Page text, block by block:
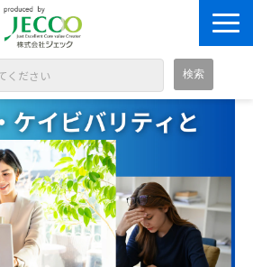
ABOUT
目的別に探す
ジャンル別に探す
シリーズ別に探す
OPEN BADGE